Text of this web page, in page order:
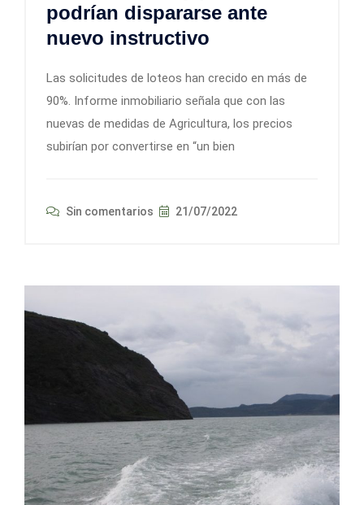
podrían dispararse ante
nuevo instructivo
Las solicitudes de loteos han crecido en más de
90%. Informe inmobiliario señala que con las
nuevas de medidas de Agricultura, los precios
subirían por convertirse en “un bien
Sin comentarios 21/07/2022